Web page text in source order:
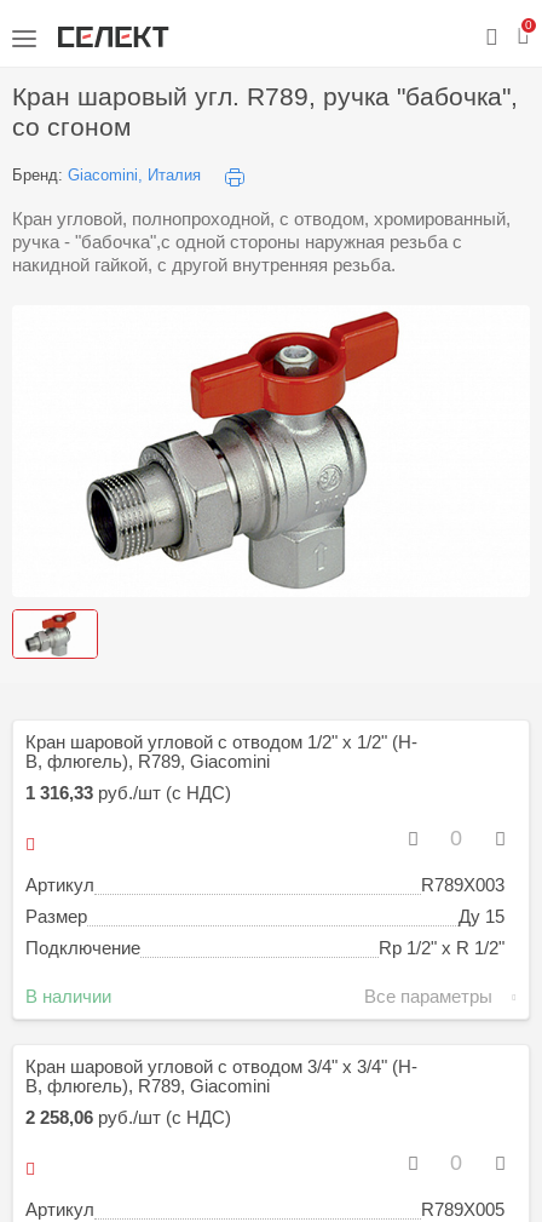
0
Кран шаровый угл. R789, ручка "бабочка",
со сгоном
Бренд: Giacomini, Италия
Кран угловой, полнопроходной, с отводом, хромированный,
ручка - "бабочка",с одной стороны наружная резьба с
накидной гайкой, с другой внутренняя резьба.
Кран шаровой угловой с отводом 1/2" x 1/2" (Н-
В, флюгель), R789, Giacomini
Артикул
R789X003
Размер
Ду 15
Подключение
Rp 1/2" х R 1/2"
1 316,33 руб./шт (с НДС)
В наличии Все параметры
Кран шаровой угловой с отводом 3/4" x 3/4" (Н-
В, флюгель), R789, Giacomini
Артикул
R789X005
2 258,06 руб./шт (с НДС)